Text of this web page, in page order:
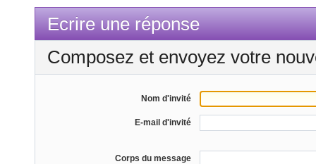
Ecrire une réponse
Composez et envoyez votre
Nom d'invité
E-mail d'invité
Corps du message